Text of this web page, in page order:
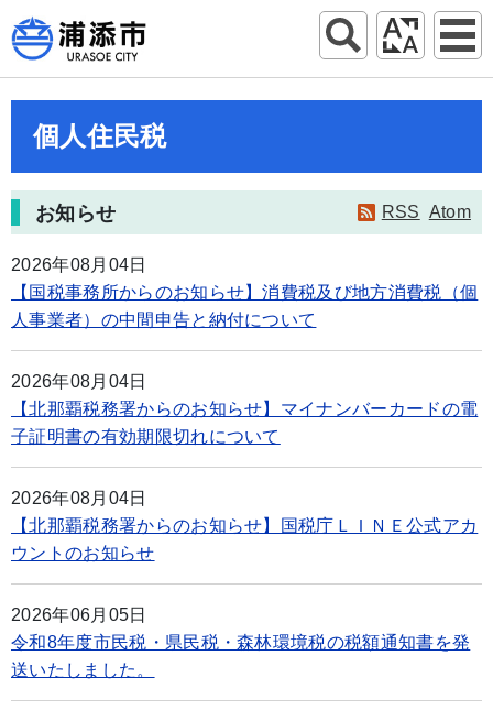
個人住民税
お知らせ RSS Atom
2026年08月04日
【国税事務所からのお知らせ】消費税及び地方消費税（個
人事業者）の中間申告と納付について
2026年08月04日
【北那覇税務署からのお知らせ】マイナンバーカードの電
子証明書の有効期限切れについて
2026年08月04日
【北那覇税務署からのお知らせ】国税庁ＬＩＮＥ公式アカ
ウントのお知らせ
2026年06月05日
令和8年度市民税・県民税・森林環境税の税額通知書を発
送いたしました。